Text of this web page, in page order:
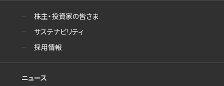
株主・投資家の皆さま
サステナビリティ
採用情報
ニュース